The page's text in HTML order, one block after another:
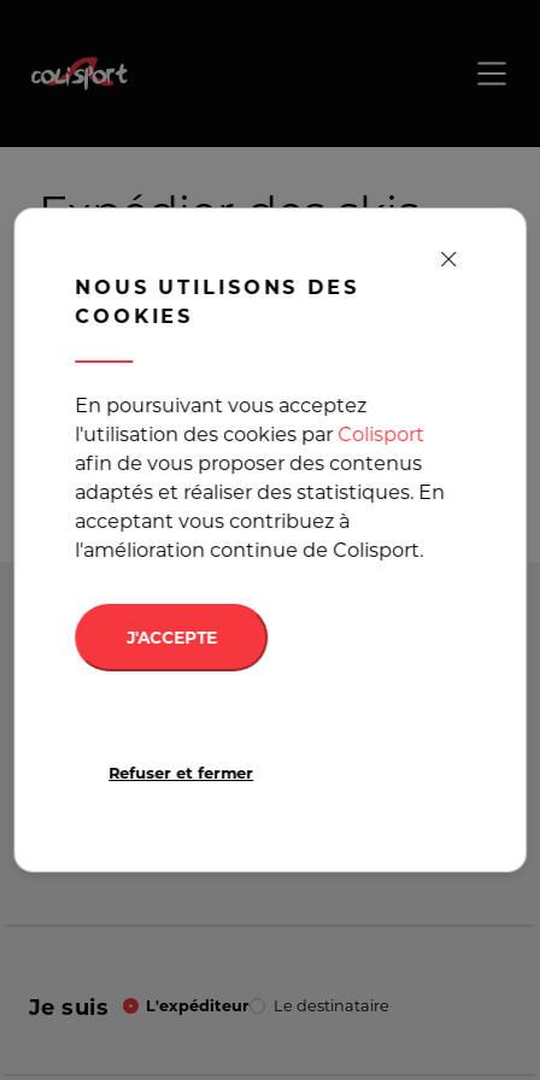
NOUS UTILISONS DES
COOKIES
En poursuivant vous acceptez
l'utilisation des cookies par Colisport
afin de vous proposer des contenus
adaptés et réaliser des statistiques. En
acceptant vous contribuez à
l'amélioration continue de Colisport.
J'ACCEPTE
Refuser et fermer
Expédier des skis,
Livraison skis
Transport en France
et en Europe au
meilleur prix
Départ
Destination
Je suis L'expéditeur Le destinataire